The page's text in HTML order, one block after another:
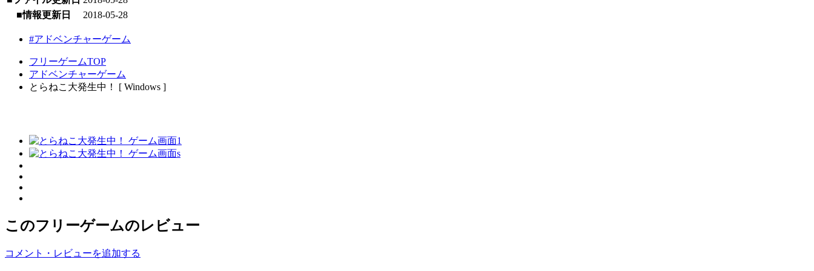
■情報更新日
2018-05-28
#アドベンチャーゲーム
フリーゲームTOP
アドベンチャーゲーム
とらねこ大発生中！ [ Windows ]
このフリーゲームのレビュー
コメント・レビューを追加する